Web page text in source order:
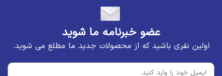
عضو خبرنامه ما شوید
اولین نفری باشید که از محصولات جدید ما مطلع می شوید.